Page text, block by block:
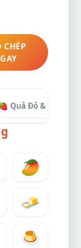
CHÉP
🍓 Quả Đỏ & Mọng
🥭
🧈
🍮